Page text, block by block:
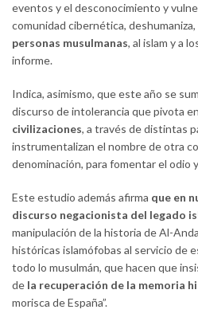
eventos y el desconocimiento y
comunidad cibernética,
personas musulmanas, al islam y a
informe.
Indica, asimismo, que este año se
discurso de intolerancia que pivota
civilizaciones, a través de distintas
instrumentalizan el nombre de otra
denominación, para fomentar el odio
Este estudio además afirma que en
discurso negacionista del legado
manipulación de la historia de Al-
históricas islamófobas al servicio de
todo lo musulmán, que hacen que
de la recuperación de la memoria
morisca de España”.